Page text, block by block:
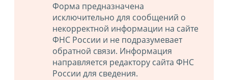
Форма предназначена
исключительно для сообщений о
некорректной информации на сайте
ФНС России и не подразумевает
обратной связи. Информация
направляется редактору сайта ФНС
России для сведения.